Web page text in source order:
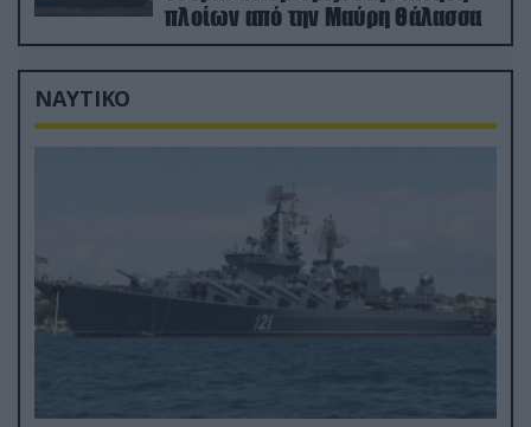
πλοίων από την Μαύρη Θάλασσα
ΝΑΥΤΙΚΟ